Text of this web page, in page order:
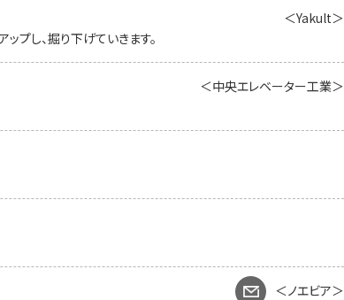
＜Yakult＞
プし、掘り下げていきます。
＜中央エレベーター工業＞
＜ノエビア＞